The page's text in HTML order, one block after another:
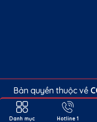
Bản quyền thuộc về
Danh mục Hotline 1